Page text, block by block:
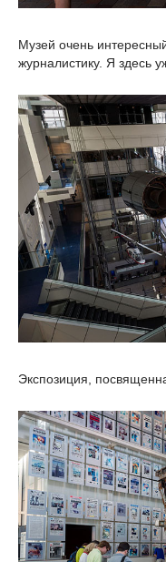
Музей очень
журналистику. Я здесь
Экспозиция,